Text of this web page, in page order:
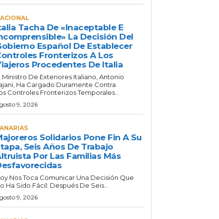
Tacha De «inaceptable E
La Decisión Del
Español De Establecer
Fronterizos A Los
Procedentes De Italia
Ministro De Exteriores Italiano, Antonio
Ha Cargado Duramente Contra
Controles Fronterizos Temporales...
9, 2026
Solidarios Pone Fin A Su
Seis Años De Trabajo
Por Las Familias Más
Nos Toca Comunicar Una Decisión Que
Ha Sido Fácil: Después De Seis...
9, 2026